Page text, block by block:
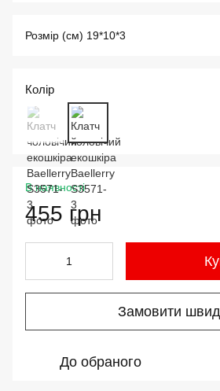
Розмір (см) 19*10*3
Колір
В наявності
455 грн
Замовити
До обраного